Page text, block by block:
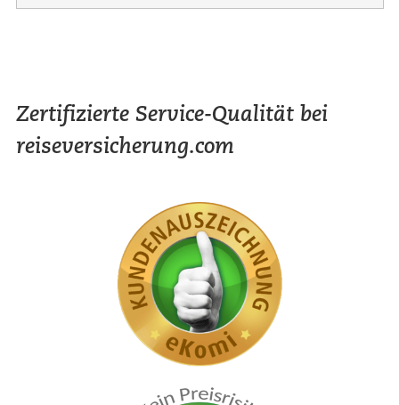
Zertifizierte Service-Qualität bei
reiseversicherung.com